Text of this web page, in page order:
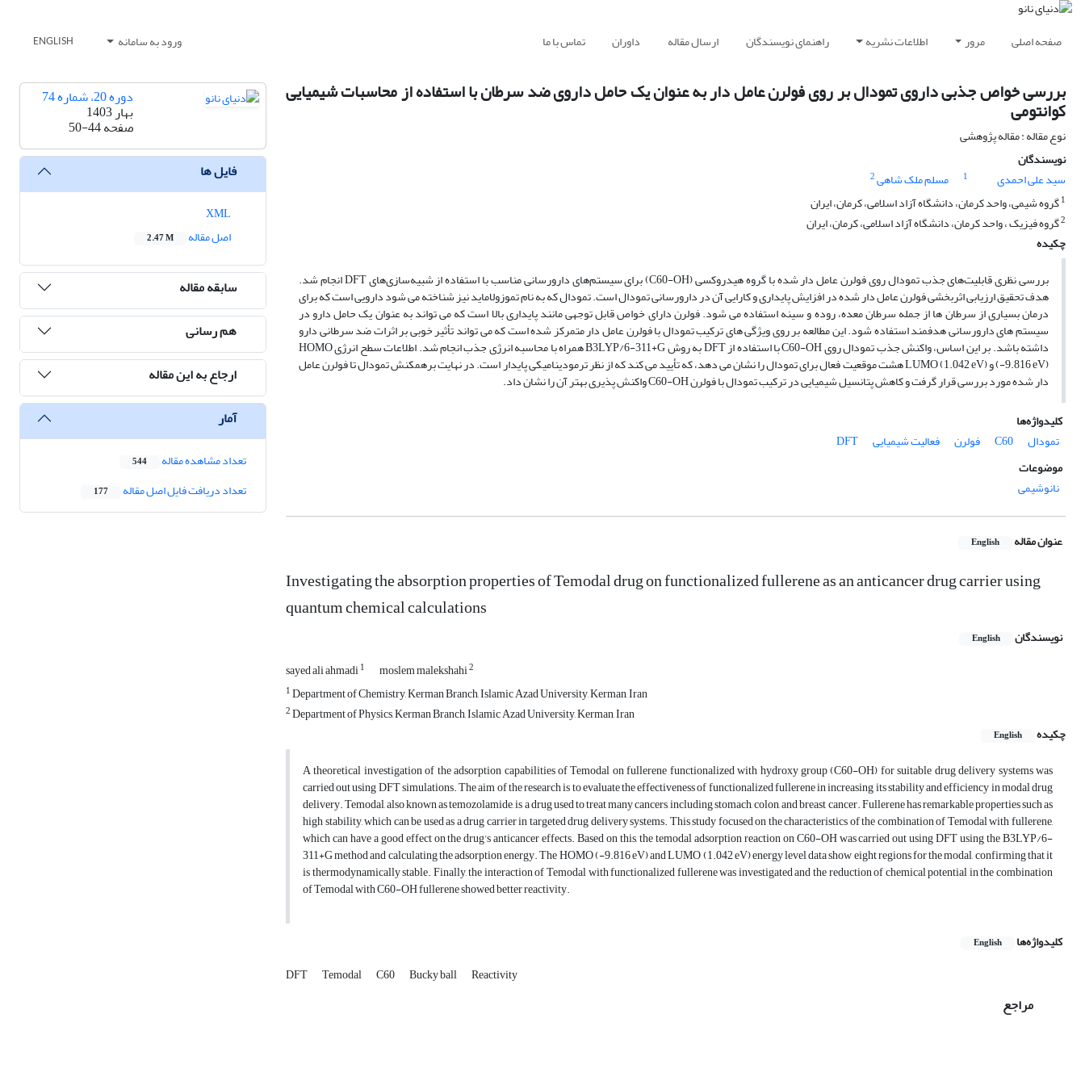
صفحه اصلی مرور اطلاعات نشریه راهنمای نویسندگان ارسال مقاله داوران تماس با ما ورود به سامانه ENGLISH
بررسی خواص جذبی داروی تمودال بر روی فولرن عامل دار به عنوان یک حامل داروی ضد سرطان با استفاده از محاسبات شیمیایی
کوانتومی
نوع مقاله : مقاله پژوهشی
نویسندگان
سید علی احمدی
1 مسلم ملک شاهی2
1گروه شیمی، واحد کرمان، دانشگاه آزاد اسلامی، کرمان، ایران
2گروه فیزیک ، واحد کرمان، دانشگاه آزاد اسلامی، کرمان، ایران
چکیده
بررسی نظری قابلیت‌های جذب تمودال روی فولرن عامل دار شده با گروه هیدروکسی (C60-OH) برای سیستم‌های دارورسانی مناسب با استفاده از شبیه‌سازی‌های DFT انجام شد.
هدف تحقیق ارزیابی اثربخشی فولرن عامل دار شده در افزایش پایداری و کارایی آن در دارورسانی تمودال است. تمودال که به نام تموزولاماید نیز شناخته می شود دارویی است که برای
درمان بسیاری از سرطان ها از جمله سرطان معده، روده و سینه استفاده می شود. فولرن دارای خواص قابل توجهی مانند پایداری بالا است که می تواند به عنوان یک حامل دارو در
سیستم های دارورسانی هدفمند استفاده شود. این مطالعه بر روی ویژگی های ترکیب تمودال با فولرن عامل دار متمرکز شده است که می تواند تأثیر خوبی بر اثرات ضد سرطانی دارو
داشته باشد. بر این اساس، واکنش جذب تمودال روی C60-OH با استفاده از DFT به روش B3LYP/6-311+G همراه با محاسبه انرژی جذب انجام شد. اطلاعات سطح انرژی HOMO
(-9.816 eV) و LUMO (1.042 eV) هشت موقعیت فعال برای تمودال را نشان می دهد، که تأیید می کند که از نظر ترمودینامیکی پایدار است. در نهایت برهمکنش تمودال تا فولرن عامل
دار شده مورد بررسی قرار گرفت و کاهش پتانسیل شیمیایی در ترکیب تمودال با فولرن C60-OH واکنش پذیری بهتر آن را نشان داد.
کلیدواژه‌ها
تمودال
C60 فولرن فعالیت شیمیایی
DFT
موضوعات
نانوشیمی
عنوان مقاله English
Investigating the absorption properties of Temodal drug on functionalized fullerene as an anticancer drug carrier using
quantum chemical calculations
نویسندگان English
sayed ali ahmadi1 moslem malekshahi2
1Department of Chemistry, Kerman Branch, Islamic Azad University, Kerman, Iran
2Department of Physics, Kerman Branch, Islamic Azad University, Kerman, Iran
چکیده
English
A theoretical investigation of the adsorption capabilities of Temodal on fullerene functionalized with hydroxy group (C60-OH) for suitable drug delivery systems was
carried out using DFT simulations. The aim of the research is to evaluate the effectiveness of functionalized fullerene in increasing its stability and efficiency in modal drug
delivery. Temodal, also known as temozolamide, is a drug used to treat many cancers, including stomach, colon, and breast cancer. Fullerene has remarkable properties such as
high stability, which can be used as a drug carrier in targeted drug delivery systems. This study focused on the characteristics of the combination of Temodal with fullerene,
which can have a good effect on the drug's anticancer effects. Based on this, the temodal adsorption reaction on C60-OH was carried out using DFT using the B3LYP/6-
311+G method and calculating the adsorption energy. The HOMO (-9.816 eV) and LUMO (1.042 eV) energy level data show eight regions for the modal, confirming that it
is thermodynamically stable. Finally, the interaction of Temodal with functionalized fullerene was investigated and the reduction of chemical potential in the combination
of Temodal with C60-OH fullerene showed better reactivity.
کلیدواژه‌ها English
DFT Temodal C60 Bucky ball Reactivity
مراجع
دوره 20، شماره 74
بهار 1403
صفحه50-44
فایل ها
اصل مقاله
2.47 M
سابقه مقاله
هم رسانی
ارجاع به این مقاله
آمار
تعداد مشاهده مقاله 544
تعداد دریافت فایل اصل مقاله 177